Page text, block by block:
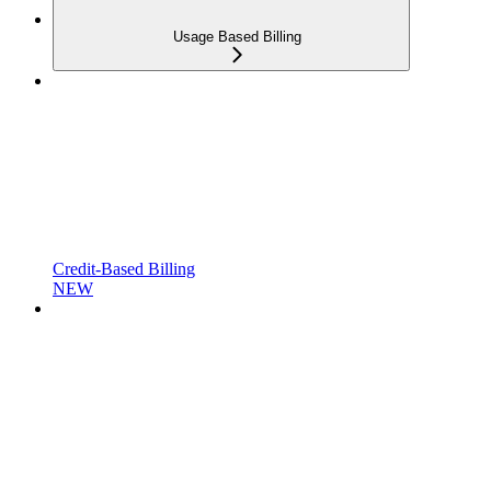
Usage Based Billing
Credit-Based Billing
NEW